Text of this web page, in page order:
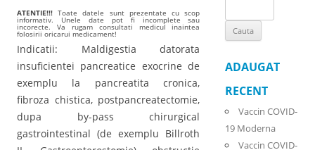
ATENTIE!!! Toate datele sunt prezentate cu scop
informativ. Unele date pot fi incomplete sau
incorecte. Va rugam consultati medicul inaintea
folosirii oricarui medicament!
Indicatii: Maldigestia datorata
insuficientei pancreatice exocrine de
exemplu la pancreatita cronica,
fibroza chistica, postpancreatectomie,
dupa by-pass chirurgical
gastrointestinal (de exemplu Billroth
for:
ADAUGAT
RECENT
Vaccin COVID-
19 Moderna
Vaccin COVID-